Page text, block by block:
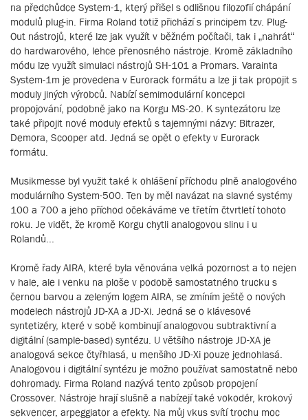
na předchůdce System-1, který přišel s odlišnou filozofií chápání
modulů plug-in. Firma Roland totiž přichází s principem tzv. Plug-
Out nástrojů, které lze jak využít v běžném počítači, tak i „nahrát“
do hardwarového, lehce přenosného nástroje. Kromě základního
módu lze využít simulaci nástrojů SH-101 a Promars. Varainta
System-1m je provedena v Eurorack formátu a lze ji tak propojit s
moduly jiných výrobců. Nabízí semimodulární koncepci
propojování, podobně jako na Korgu MS-20. K syntezátoru lze
také připojit nové moduly efektů s tajemnými názvy: Bitrazer,
Demora, Scooper atd. Jedná se opět o efekty v Eurorack
formátu.
Musikmesse byl využit také k ohlášení příchodu plně analogového
modulárního System-500. Ten by měl navázat na slavné systémy
100 a 700 a jeho příchod očekáváme ve třetím čtvrtletí tohoto
roku. Je vidět, že kromě Korgu chytli analogovou slinu i u
Rolandů...
Kromě řady AIRA, které byla věnována velká pozornost a to nejen
v hale, ale i venku na ploše v podobě samostatného trucku s
černou barvou a zeleným logem AIRA, se zmíním ještě o nových
modelech nástrojů JD-XA a JD-Xi. Jedná se o klávesové
syntetizéry, které v sobě kombinují analogovou subtraktivní a
digitální (sample-based) syntézu. U většího nástroje JD-XA je
analogová sekce čtyřhlasá, u menšího JD-Xi pouze jednohlasá.
Analogovou i digitální syntézu je možno používat samostatně nebo
dohromady. Firma Roland nazývá tento způsob propojení
Crossover. Nástroje hrají slušně a nabízejí také vokodér, krokový
sekvencer, arpeggiator a efekty. Na můj vkus svítí trochu moc